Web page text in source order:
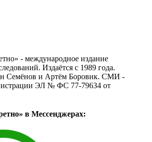
- международное издание
Издаётся с 1989 года.
Семёнов и Артём Боровик. CМИ -
ЭЛ № ФС 77-79634 от
в Мессенджерах: